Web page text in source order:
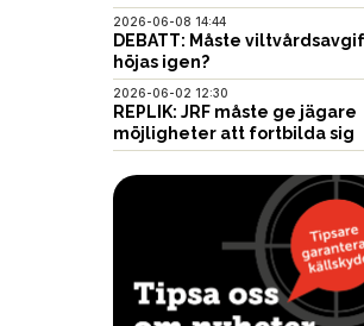
2026-06-08 14:44
DEBATT: Måste
höjas igen?
2026-06-02 12:30
REPLIK: JRF måste ge jägare
möjligheter att fortbilda sig